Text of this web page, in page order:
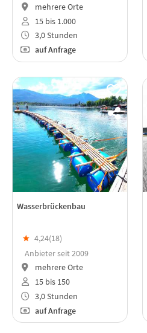
mehrere Orte
15 bis 1.000
3,0 Stunden
auf Anfrage
Wasserbrückenbau
★ 4,24(18)
Anbieter seit 2009
mehrere Orte
15 bis 150
3,0 Stunden
auf Anfrage